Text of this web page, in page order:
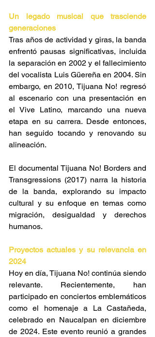
Un legado musical que trasciende
generaciones
Tras años de actividad y giras, la banda
enfrentó pausas significativas, incluida
la separación en 2002 y el fallecimiento
del vocalista Luis Güereña en 2004. Sin
embargo, en 2010, Tijuana No! regresó
al escenario con una presentación en
el Vive Latino, marcando una nueva
etapa en su carrera. Desde entonces,
han seguido tocando y renovando su
alineación​.
El documental Tijuana No! Borders and
Transgressions (2017) narra la historia
de la banda, explorando su impacto
cultural y su enfoque en temas como
migración, desigualdad y derechos
humanos​.
Proyectos actuales y su relevancia en
2024
Hoy en día, Tijuana No! continúa siendo
relevante. Recientemente, han
participado en conciertos emblemáticos
como el homenaje a La Castañeda,
celebrado en Naucalpan en diciembre
de 2024. Este evento reunió a grandes